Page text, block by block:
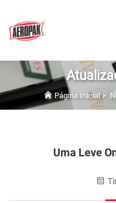
Página Inicial>
Uma Leve